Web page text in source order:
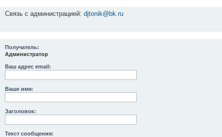
Связь с администрацией: djtonik@bk.ru
Получатель:
Администратор
Ваш адрес email:
Ваше имя:
Заголовок:
Текст сообщения: